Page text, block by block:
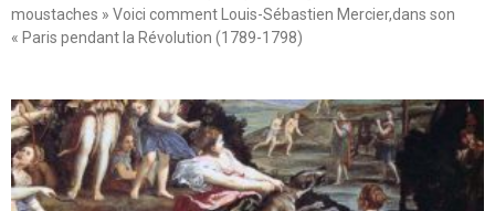
moustaches » Voici comment Louis-Sébastien Mercier,dans son
« Paris pendant la Révolution (1789-1798)